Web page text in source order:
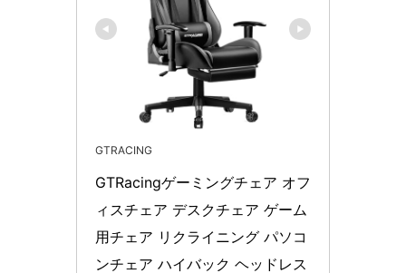
GTRACING
GTRacingゲーミングチェア オフ
ィスチェア デスクチェア ゲーム
用チェア リクライニング パソコ
ンチェア ハイバック ヘッドレス